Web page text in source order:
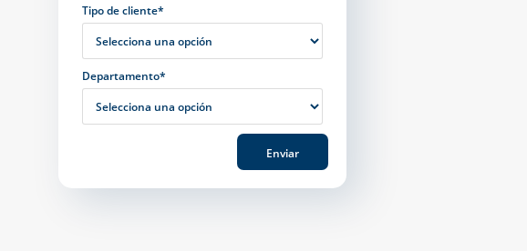
Tipo de cliente*
Departamento*